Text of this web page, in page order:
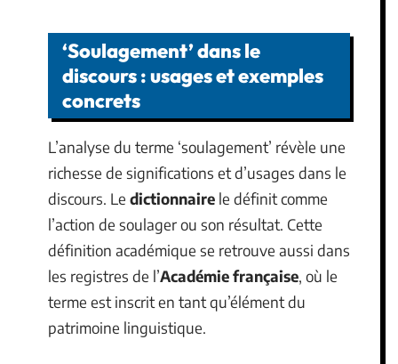
‘Soulagement’ dans le
discours : usages et exemples
concrets
L’analyse du terme ‘soulagement’ révèle une
richesse de significations et d’usages dans le
discours. Le dictionnaire le définit comme
l’action de soulager ou son résultat. Cette
définition académique se retrouve aussi dans
les registres de l’Académie française, où le
terme est inscrit en tant qu’élément du
patrimoine linguistique.